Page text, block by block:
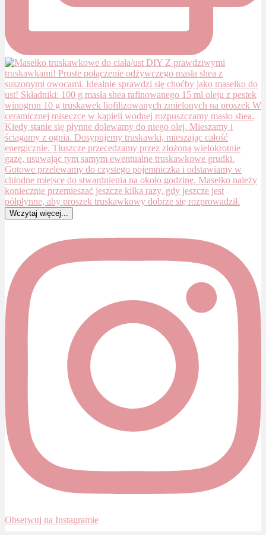
Wczytaj więcej...
Obserwuj na Instagramie